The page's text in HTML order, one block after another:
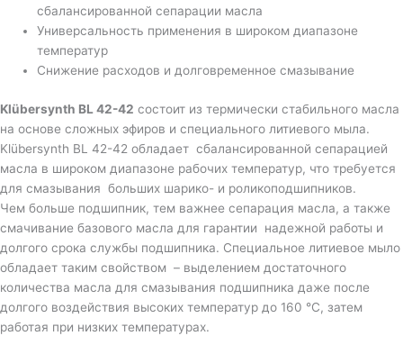
сбалансированной сепарации масла
Универсальность применения в широком диапазоне
температур
Снижение расходов и долговременное смазывание
Klübersynth BL 42-42 состоит из термически стабильного масла
на основе сложных эфиров и специального литиевого мыла.
Klübersynth BL 42-42 обладает сбалансированной сепарацией
масла в широком диапазоне рабочих температур, что требуется
для смазывания больших шарико- и роликоподшипников.
Чем больше подшипник, тем важнее сепарация масла, а также
смачивание базового масла для гарантии надежной работы и
долгого срока службы подшипника. Специальное литиевое мыло
обладает таким свойством – выделением достаточного
количества масла для смазывания подшипника даже после
долгого воздействия высоких температур до 160 °C, затем
работая при низких температурах.